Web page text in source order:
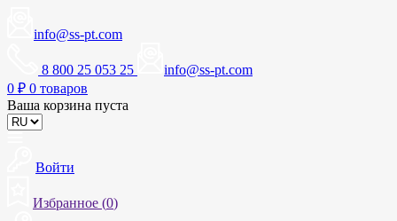
info@ss-pt.com
8 800 25 053 25
info@ss-pt.com
0 ₽ 0 товаров
Ваша корзина пуста
Войти
Избранное (0)